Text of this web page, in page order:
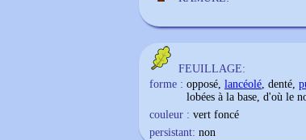
FEUILLAGE:
forme : opposé, lancéolé, denté,
lobées à la base, d'où le
couleur : vert foncé
persistant: non